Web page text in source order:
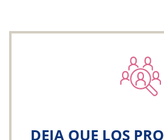
DEJA QUE LOS